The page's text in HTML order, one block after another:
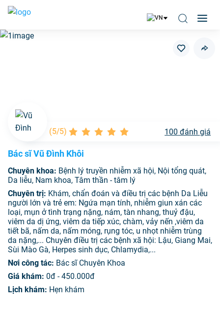
(5/5) 100 đánh giá
Bác sĩ Vũ Đình Khôi
Chuyên khoa: Bệnh lý truyền nhiễm xã hội, Nội tổng quát,
Da liễu, Nam khoa, Tâm thần - tâm lý
Chuyên trị: Khám, chẩn đoán và điều trị các bệnh Da Liễu
người lớn và trẻ em: Ngứa mạn tính, nhiễm giun xán các
loại, mụn ở tình trạng nặng, nám, tàn nhang, thuỷ đậu,
viêm da dị ứng, viêm da tiếp xúc, chàm, vảy nến ,viêm da
tiết bã, nấm da, nấm móng, rụng tóc, u nhọt nhiễm trùng
da nặng,... Chuyên điều trị các bệnh xã hội: Lậu, Giang Mai,
Sùi Mào Gà, Herpes sinh dục, Chlamydia,...
Nơi công tác: Bác sĩ Chuyên Khoa
Giá khám: 0đ - 450.000đ
Lịch khám: Hẹn khám